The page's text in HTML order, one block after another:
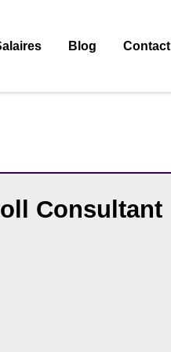
Blog Contact
Consultant